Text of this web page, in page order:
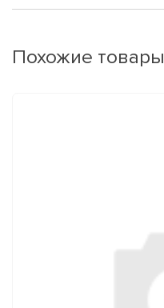
Похожие товары